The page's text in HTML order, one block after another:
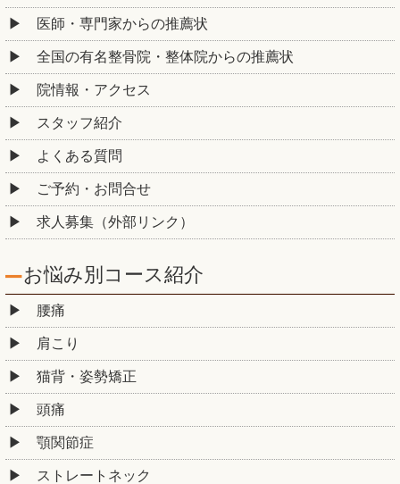
医師・専門家からの推薦状
全国の有名整骨院・整体院からの推薦状
院情報・アクセス
スタッフ紹介
よくある質問
ご予約・お問合せ
求人募集（外部リンク）
お悩み別コース紹介
腰痛
肩こり
猫背・姿勢矯正
頭痛
顎関節症
ストレートネック